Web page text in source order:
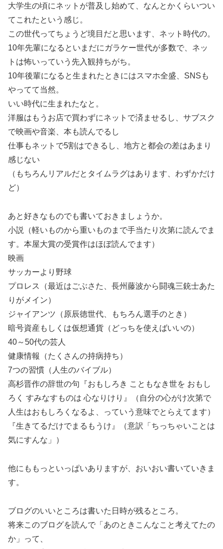
大学生の頃にネットが普及し始めて、なんとかくらいつい
てこれたという感じ。
この世代ってちょうど境目だと思います、ネット時代の。
10年先輩になるといまだにガラケー世代が多数で、ネッ
トは怖いっていう先入観持ちがち。
10年後輩になると生まれたときにはスマホ全盛、SNSも
やってて当然。
いい時代に生まれたなと。
洋服はもうお店で買わずにネットで済ませるし、サブスク
で映画や音楽、本も読んでるし
仕事もネットで5割はできるし、地方と都会の差はあまり
感じない
（もちろんリアルだとタイムラグはあります、わずかだけ
ど）
あと好きなものでも書いておきましょうか。
小説（軽いものから重いものまで手当たり次第に読んでま
す。本屋大賞の受賞作はほぼ読んでます）
映画
サッカーより野球
プロレス（最近はごぶさた、長州藤波から闘魂三銃士あた
りがメイン）
ジャイアンツ（原辰徳世代、もちろん選手のとき）
暗号資産もしくは仮想通貨（どっちを使えばいいの）
40～50代の芸人
健康情報（たくさんの持病持ち）
7つの習慣（人生のバイブル）
高杉晋作の辞世の句『おもしろき こともなき世を おもし
ろく すみなすものは 心なりけり』（自分の心がけ次第で
人生はおもしろくなるよ、っていう意味でとらえてます）
『生きてるだけでまるもうけ』（意訳「ちっちゃいことは
気にすんな」）
他にももっといっぱいありますが、おいおい書いていきま
す。
ブログのいいところは書いた日時が残るところ。
将来このブログを読んで「あのときこんなこと考えてたの
か」って、